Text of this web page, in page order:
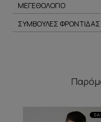
ΜΕΓΕΘΟΛΟΓΙΟ
ΣΥΜΒΟΥΛΕΣ ΦΡΟΝΤΙΔΑΣ